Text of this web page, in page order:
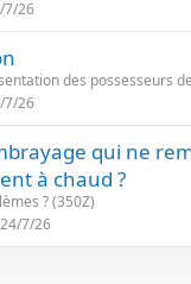
7/26
des possesseurs
7/26
qui ne
à chaud ?
? (350Z)
24/7/26